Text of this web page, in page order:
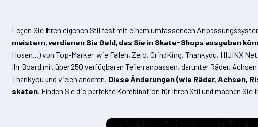
Legen Sie Ihren eigenen Stil fest mit einem umfassenden
meistern, verdienen Sie Geld, das Sie in Skate-Shops ausgeben
Hosen...) von Top-Marken wie Fallen, Zero, GrindKing, Thankyou, HIJINX
Ihr Board mit über 250 verfügbaren Teilen anpassen, darunter Räder,
Thankyou und vielen anderen. Diese Änderungen (wie Räder, Achsen,
skaten. Finden Sie die perfekte Kombination für Ihren Stil und machen Sie